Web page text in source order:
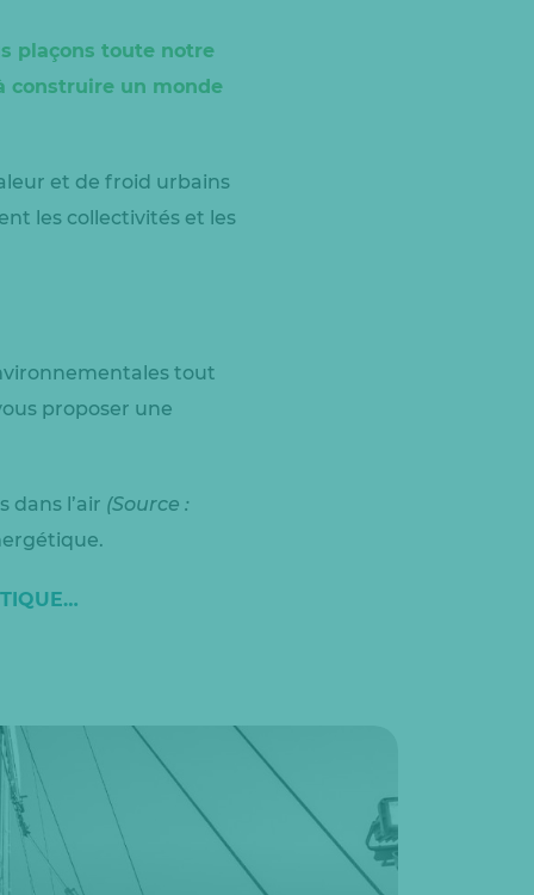
plaçons toute notre
construire un monde
et de froid urbains
les collectivités et les
tout
proposer une
dans l’air (Source :